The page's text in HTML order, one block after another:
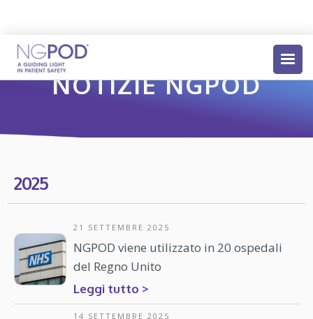
NOTIZIE NGPOD
2025
21 SETTEMBRE 2025
NGPOD viene utilizzato in 20 ospedali
del Regno Unito
Leggi tutto >
14 SETTEMBRE 2025